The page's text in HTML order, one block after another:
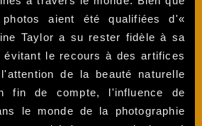
aient été qualifiées d'«
Taylor a su rester fidèle à sa
le recours à des artifices
de la beauté naturelle
fin de compte, l'influence de
le monde de la photographie